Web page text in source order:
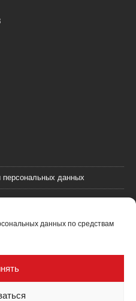
данных по средствам
персональных данных
данных